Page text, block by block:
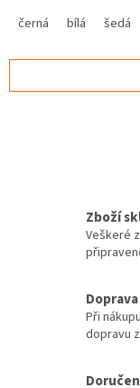
černá
bílá šedá
Zboží
Veškeré
Při
dopravu